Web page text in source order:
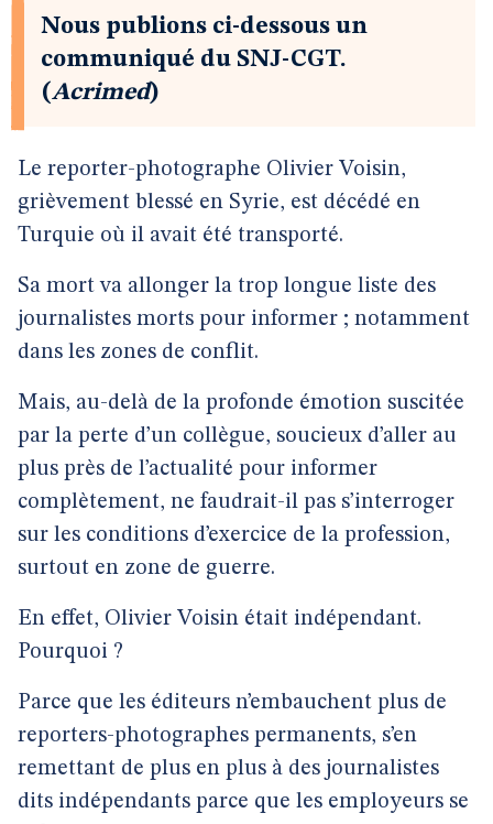
Nous publions ci-dessous un
communiqué du SNJ-CGT.
(Acrimed)
Le reporter-photographe Olivier Voisin,
grièvement blessé en Syrie, est décédé en
Turquie où il avait été transporté.
Sa mort va allonger la trop longue liste des
journalistes morts pour informer ; notamment
dans les zones de conflit.
Mais, au-delà de la profonde émotion suscitée
par la perte d’un collègue, soucieux d’aller au
plus près de l’actualité pour informer
complètement, ne faudrait-il pas s’interroger
sur les conditions d’exercice de la profession,
surtout en zone de guerre.
En effet, Olivier Voisin était indépendant.
Pourquoi ?
Parce que les éditeurs n’embauchent plus de
reporters-photographes permanents, s’en
remettant de plus en plus à des journalistes
dits indépendants parce que les employeurs se